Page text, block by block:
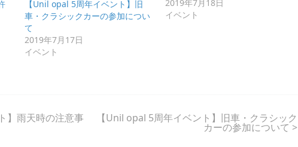
【Unil opal 5周年イベント】旧
車・クラシックカーの参加につい
て
2019年7月17日
イベント
2019年7月18日
イベント
】雨天時の注意事 【Unil opal 5周年イベント】旧車・クラシック
カーの参加について >